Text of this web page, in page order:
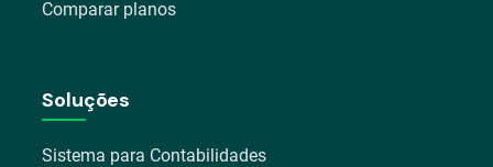
Comparar planos
Soluções
Sistema para Contabilidades